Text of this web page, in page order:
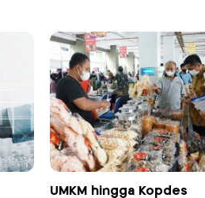
UMKM hingga Kopdes